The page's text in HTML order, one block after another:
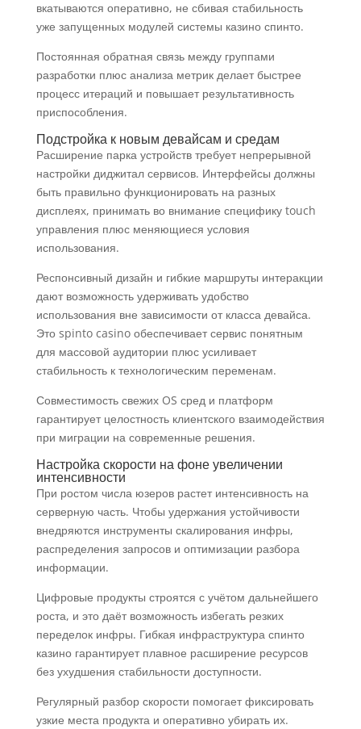
вкатываются оперативно, не сбивая стабильность
уже запущенных модулей системы казино спинто.
Постоянная обратная связь между группами
разработки плюс анализа метрик делает быстрее
процесс итераций и повышает результативность
приспособления.
Подстройка к новым девайсам и средам
Расширение парка устройств требует непрерывной
настройки диджитал сервисов. Интерфейсы должны
быть правильно функционировать на разных
дисплеях, принимать во внимание специфику touch
управления плюс меняющиеся условия
использования.
Респонсивный дизайн и гибкие маршруты интеракции
дают возможность удерживать удобство
использования вне зависимости от класса девайса.
Это spinto casino обеспечивает сервис понятным
для массовой аудитории плюс усиливает
стабильность к технологическим переменам.
Совместимость свежих OS сред и платформ
гарантирует целостность клиентского взаимодействия
при миграции на современные решения.
Настройка скорости на фоне увеличении
интенсивности
При ростом числа юзеров растет интенсивность на
серверную часть. Чтобы удержания устойчивости
внедряются инструменты скалирования инфры,
распределения запросов и оптимизации разбора
информации.
Цифровые продукты строятся с учётом дальнейшего
роста, и это даёт возможность избегать резких
переделок инфры. Гибкая инфраструктура спинто
казино гарантирует плавное расширение ресурсов
без ухудшения стабильности доступности.
Регулярный разбор скорости помогает фиксировать
узкие места продукта и оперативно убирать их.